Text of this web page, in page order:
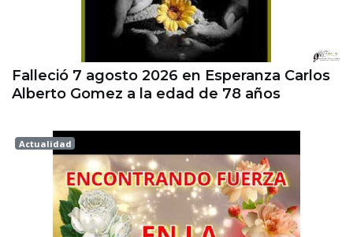
Falleció 7 agosto 2026 en Esperanza Carlos
Alberto Gomez a la edad de 78 años
Actualidad
Esperanza